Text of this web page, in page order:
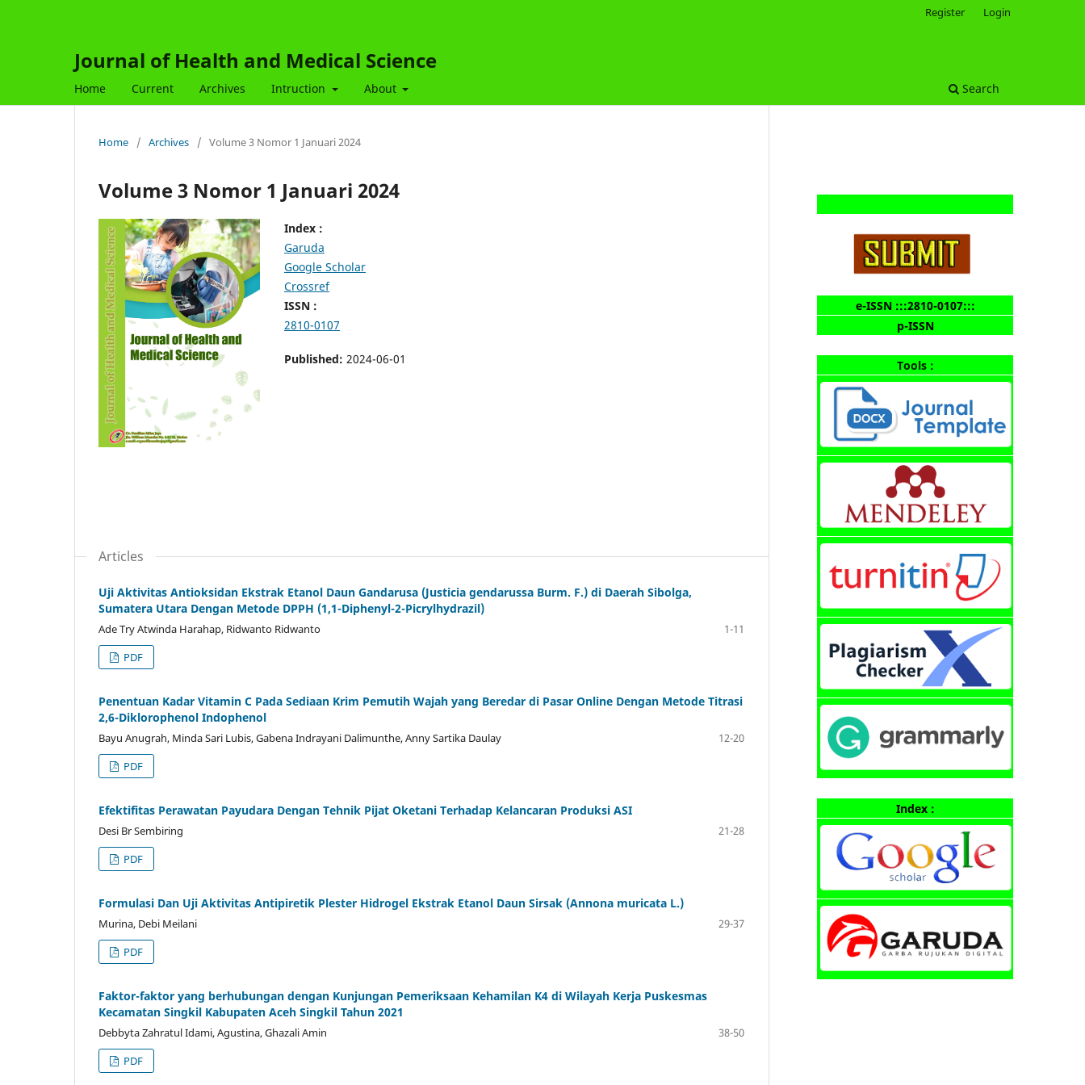
Journal of Health and Medical Science
Home Current Archives Intruction About Search
Register Login
Home / Archives / Volume 3 Nomor 1 Januari 2024
Volume 3 Nomor 1 Januari 2024
Index :
Garuda
Google Scholar
Crossref
ISSN :
2810-0107
Published: 2024-06-01
Articles
Uji Aktivitas Antioksidan Ekstrak Etanol Daun Gandarusa (Justicia gendarussa Burm. F.) di Daerah Sibolga,
Sumatera Utara Dengan Metode DPPH (1,1-Diphenyl-2-Picrylhydrazil)
Ade Try Atwinda Harahap, Ridwanto Ridwanto
1-11
PDF
Penentuan Kadar Vitamin C Pada Sediaan Krim Pemutih Wajah yang Beredar di Pasar Online Dengan Metode Titrasi
2,6-Diklorophenol Indophenol
Bayu Anugrah, Minda Sari Lubis, Gabena Indrayani Dalimunthe, Anny Sartika Daulay
12-20
PDF
Efektifitas Perawatan Payudara Dengan Tehnik Pijat Oketani Terhadap Kelancaran Produksi ASI
Desi Br Sembiring
21-28
PDF
Formulasi Dan Uji Aktivitas Antipiretik Plester Hidrogel Ekstrak Etanol Daun Sirsak (Annona muricata L.)
Murina, Debi Meilani
29-37
PDF
Faktor-faktor yang berhubungan dengan Kunjungan Pemeriksaan Kehamilan K4 di Wilayah Kerja Puskesmas
Kecamatan Singkil Kabupaten Aceh Singkil Tahun 2021
Debbyta Zahratul Idami, Agustina, Ghazali Amin
38-50
PDF
e-ISSN :::2810-0107:::
p-ISSN
Tools :
Index :